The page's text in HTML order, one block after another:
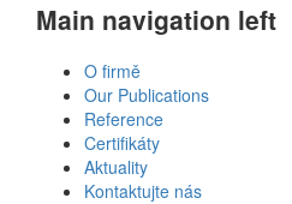
Main navigation left
O firmě
Our Publications
Reference
Certifikáty
Aktuality
Kontaktujte nás